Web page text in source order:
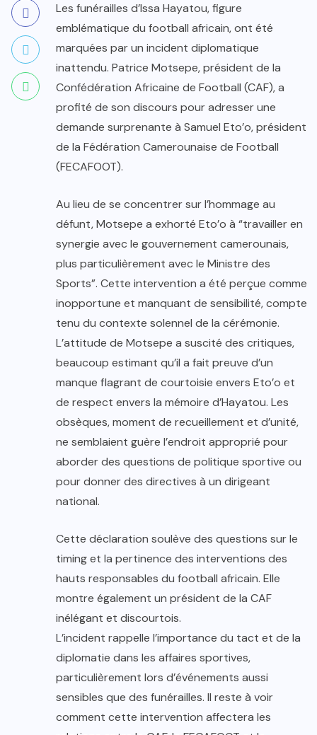
Les funérailles d’Issa Hayatou, figure
emblématique du football africain, ont été
marquées par un incident diplomatique
inattendu. Patrice Motsepe, président de la
Confédération Africaine de Football (CAF), a
profité de son discours pour adresser une
demande surprenante à Samuel Eto’o, président
de la Fédération Camerounaise de Football
(FECAFOOT).
Au lieu de se concentrer sur l’hommage au
défunt, Motsepe a exhorté Eto’o à “travailler en
synergie avec le gouvernement camerounais,
plus particulièrement avec le Ministre des
Sports”. Cette intervention a été perçue comme
inopportune et manquant de sensibilité, compte
tenu du contexte solennel de la cérémonie.
L’attitude de Motsepe a suscité des critiques,
beaucoup estimant qu’il a fait preuve d’un
manque flagrant de courtoisie envers Eto’o et
de respect envers la mémoire d’Hayatou. Les
obsèques, moment de recueillement et d’unité,
ne semblaient guère l’endroit approprié pour
aborder des questions de politique sportive ou
pour donner des directives à un dirigeant
national.
Cette déclaration soulève des questions sur le
timing et la pertinence des interventions des
hauts responsables du football africain. Elle
montre également un président de la CAF
inélégant et discourtois.
L’incident rappelle l’importance du tact et de la
diplomatie dans les affaires sportives,
particulièrement lors d’événements aussi
sensibles que des funérailles. Il reste à voir
comment cette intervention affectera les